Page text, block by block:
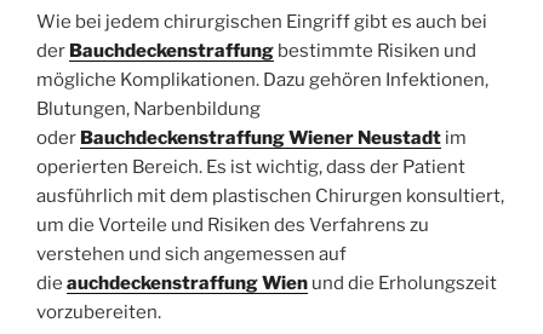
Wie bei jedem chirurgischen Eingriff gibt es auch bei
der Bauchdeckenstraffung bestimmte Risiken und
mögliche Komplikationen. Dazu gehören Infektionen,
Blutungen, Narbenbildung
oder Bauchdeckenstraffung Wiener Neustadt im
operierten Bereich. Es ist wichtig, dass der Patient
ausführlich mit dem plastischen Chirurgen konsultiert,
um die Vorteile und Risiken des Verfahrens zu
verstehen und sich angemessen auf
die auchdeckenstraffung Wien und die Erholungszeit
vorzubereiten.